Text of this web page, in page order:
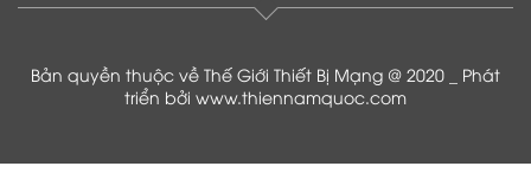
Bản quyền thuộc về Thế Giới Thiết Bị Mạng @ 2020 _ Phát
triển bởi www.thiennamquoc.com